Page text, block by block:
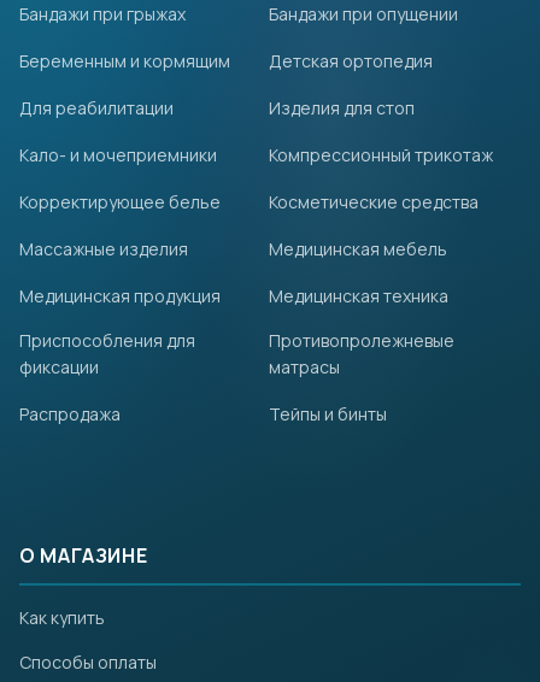
Бандажи при грыжах Бандажи при опущении
Беременным и кормящим Детская ортопедия
Для реабилитации Изделия для стоп
Кало- и мочеприемники Компрессионный трикотаж
Корректирующее белье Косметические средства
Массажные изделия Медицинская мебель
Медицинская продукция
Медицинская техника
Приспособления для
фиксации
Противопролежневые
матрасы
Распродажа Тейпы и бинты
О МАГАЗИНЕ
Как купить
Способы оплаты